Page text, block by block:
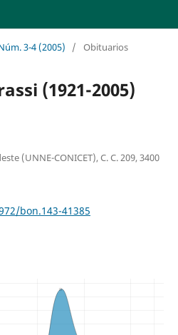
3-4 (2005) / Obituarios
(1921-2005)
(UNNE-CONICET), C. C. 209, 3400
bon.143-41385